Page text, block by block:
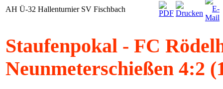
AH Ü-32 Hallenturnier SV Fischbach
Staufenpokal - FC
Neunmeterschießen 4:2